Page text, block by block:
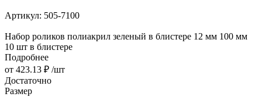
Артикул: 505-7100
Набор роликов полиакрил зеленый в блистере 12 мм 100 мм
10 шт в блистере
Подробнее
от 423.13 ₽ /шт
Достаточно
Размер